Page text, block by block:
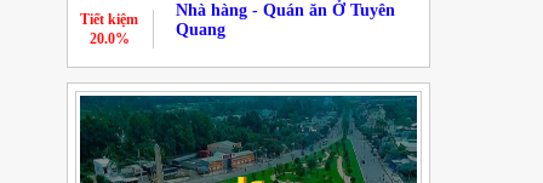
Nhà hàng - Quán ăn Ở Tuyên
Quang
Tiết kiệm
20.0%